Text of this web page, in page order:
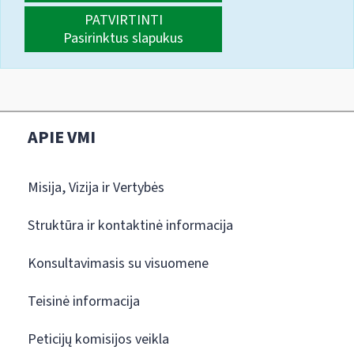
PATVIRTINTI
Pasirinktus slapukus
APIE VMI
Misija, Vizija ir Vertybės
Struktūra ir kontaktinė informacija
Konsultavimasis su visuomene
Teisinė informacija
Peticijų komisijos veikla